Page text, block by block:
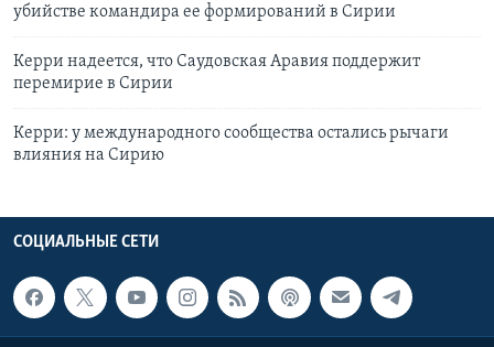
убийстве командира ее формирований в Сирии
Керри надеется, что Саудовская Аравия поддержит
перемирие в Сирии
Керри: у международного сообщества остались рычаги
влияния на Сирию
СОЦИАЛЬНЫЕ СЕТИ